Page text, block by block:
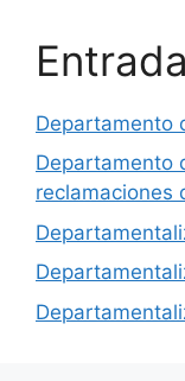
Departamento
Departamento
reclamaciones